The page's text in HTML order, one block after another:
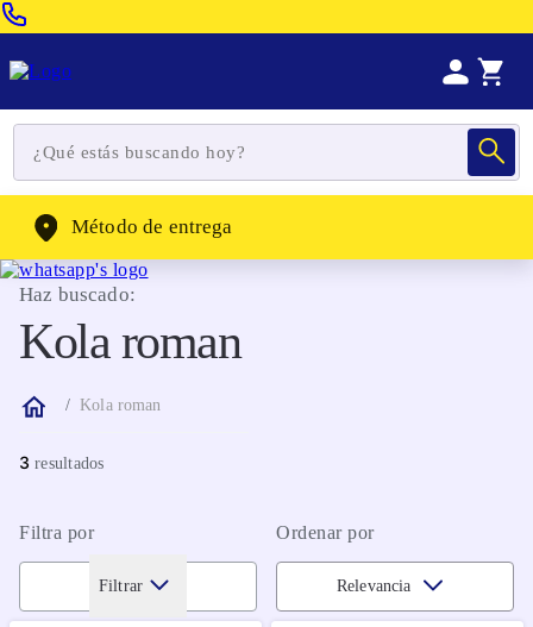
WhatsApp: (302) 262-4104
Método de entrega
Haz buscado:
Kola roman
Kola roman
3
Filtra por Ordenar por
Filtrar Relevancia